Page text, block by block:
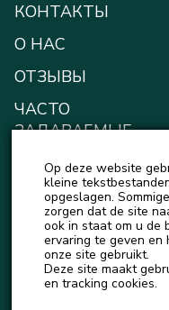
КОНТАКТЫ
О НАС
ОТЗЫВЫ
ЧАСТО
ЗАДАВАЕМЫЕ
БЛОГ
НОВОСТИ
Op deze website
kleine
opgeslagen.
zorgen dat de site
ook in staat om u de
ervaring te geven en
onze site gebruikt.
Deze site maakt
en tracking cookies.